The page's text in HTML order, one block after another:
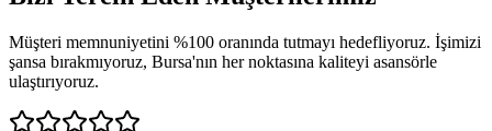
Müşteri memnuniyetini %100 oranında tutmayı hedefliyoruz. İşimizi
şansa bırakmıyoruz, Bursa'nın her noktasına kaliteyi asansörle
ulaştırıyoruz.